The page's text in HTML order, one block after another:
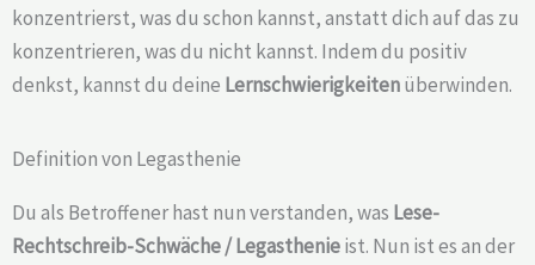
konzentrierst, was du schon kannst, anstatt dich auf das zu
konzentrieren, was du nicht kannst. Indem du positiv
denkst, kannst du deine Lernschwierigkeitenüberwinden.
Definition von Legasthenie
Du als Betroffener hast nun verstanden, was Lese-
Rechtschreib-Schwäche /Legasthenieist. Nun ist es an der